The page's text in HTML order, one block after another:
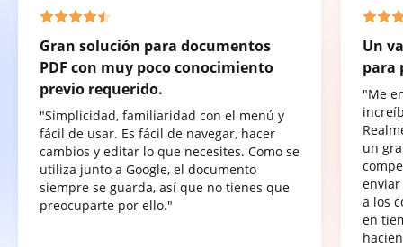
Gran solución para documentos
PDF con muy poco conocimiento
previo requerido.
"Simplicidad, familiaridad con el menú y
fácil de usar. Es fácil de navegar, hacer
cambios y editar lo que necesites. Como se
utiliza junto a Google, el documento
siempre se guarda, así que no tienes que
preocuparte por ello."
Un
para
"Me
un
a los
en